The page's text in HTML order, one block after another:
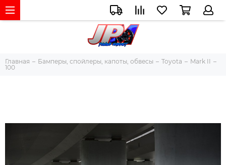
Главная Бамперы, спойлеры, капоты, обвесы Toyota
Mark II
100